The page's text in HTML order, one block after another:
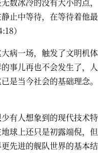
止中等待，在等待着他最
）
病一场，触发了文明机体
事儿再也不会发生了，人
是当今社会的基础理念。
有人想象到的现代技术特
球上还只是初露端倪，但
先进的舰队世界的基本结